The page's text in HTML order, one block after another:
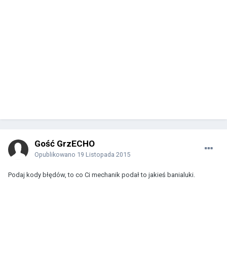
Gość GrzECHO
Opublikowano 19 Listopada 2015
Podaj kody błędów, to co Ci mechanik podał to jakieś banialuki.